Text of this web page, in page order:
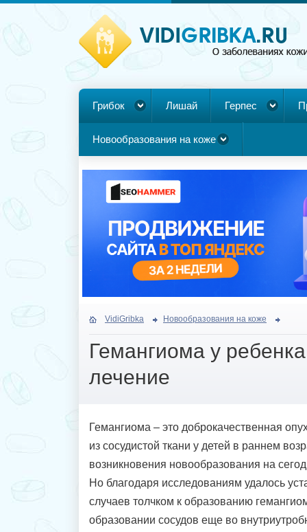
Грибок Лишай Герпес
Новообразования на коже
VidiGribka Новообразования на коже
Гемангиома у
лечение
Гемангиома – это доброкачественная
из сосудистой ткани у детей в раннем
возникновения новообразования на
Но благодаря исследованиям удалось
случаев толчком к образованию
образовании сосудов еще во